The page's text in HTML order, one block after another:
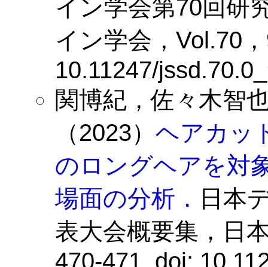
イン学会第70回研
イン学会，Vol.70
10.11247/
関博紀，佐々木智
（2023） ヘアカッ
のロングヘアを対
場面の分析． 日本
表大会概要集，日
470-471. doi: